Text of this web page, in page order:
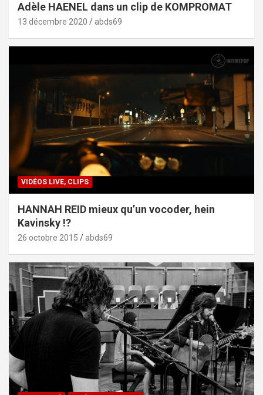
Adèle HAENEL dans un clip de KOMPROMAT
13 décembre 2020 abds69
VIDÉOS LIVE, CLIPS
HANNAH REID mieux qu’un vocoder, hein
Kavinsky !?
26 octobre 2015 abds69